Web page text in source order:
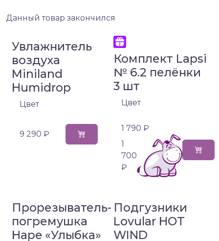
Данный товар закончился
Увлажнитель
воздуха
Miniland
Humidrop
Цвет
9 290 ₽
Комплект Lapsi
№ 6.2 пелёнки
3 шт
Цвет
1 790 ₽
1
700
₽
Прорезыватель-
погремушка
Hape «Улыбка»
Подгузники
Lovular HOT
WIND